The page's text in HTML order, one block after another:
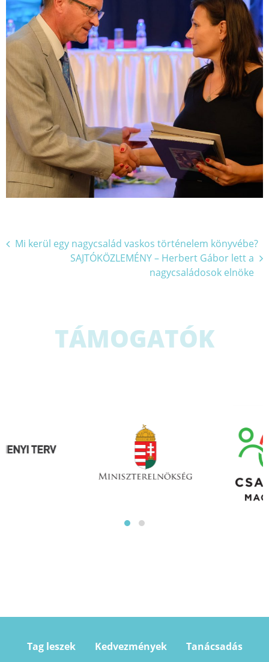
Bejegyzés
Mi kerül egy nagycsalád vaskos történelem könyvébe?
SAJTÓKÖZLEMÉNY – Herbert Gábor lett a
nagycsaládosok elnöke
TÁMOGATÓK
Tag leszek Kedvezmények
Tanácsadás